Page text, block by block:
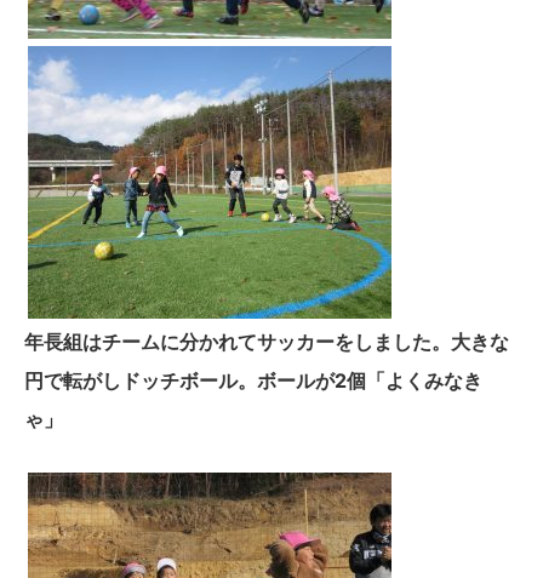
年長組はチームに分かれてサッカーをしました。大きな
円で転がしドッチボール。ボールが2個「よくみなき
ゃ」